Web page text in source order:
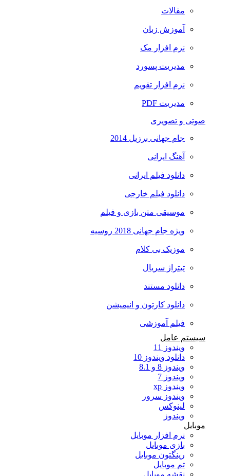
مقالات
آموزش زبان
نرم افزار مک
مدیریت پسورد
نرم افزار تقویم
مدیریت PDF
صوتی و تصویری
جام جهانی برزیل 2014
آهنگ ایرانی
دانلود فیلم ایرانی
دانلود فیلم خارجی
موسیقی متن بازی و فیلم
ویژه جام جهانی 2018 روسیه
موزیک بی کلام
تیتراژ سریال
دانلود مستند
دانلود کارتون و انیمیشن
فیلم آموزشی
سیستم عامل
ویندوز 11
دانلود ویندوز 10
ویندوز 8 و 8.1
ویندوز 7
ویندوز xp
ویندوز سرور
لینوکس
ویندوز
موبایل
نرم افزار موبایل
بازی موبایل
رینگتون موبایل
تم موبایل
نقشه موبایل